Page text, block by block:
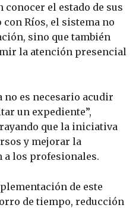
conocer el estado de sus
con Ríos, el sistema no
sino que también
la atención presencial
no es necesario acudir
un expediente”,
que la iniciativa
y mejorar la
a los profesionales.
de este
de tiempo, reducción